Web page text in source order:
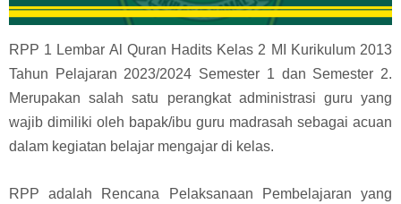
RPP 1 Lembar Al Quran Hadits Kelas 2 MI Kurikulum 2013
Tahun Pelajaran 2023/2024 Semester 1 dan Semester 2.
Merupakan salah satu perangkat administrasi guru yang
wajib dimiliki oleh bapak/ibu guru madrasah sebagai acuan
dalam kegiatan belajar mengajar di kelas.
RPP adalah Rencana Pelaksanaan Pembelajaran yang